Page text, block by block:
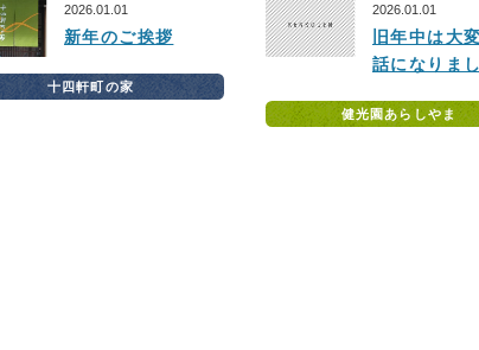
2026.01.01
新年のご挨拶
十四軒町の家
2026.01.01
旧年中は大
話になりま
健光園あらしやま